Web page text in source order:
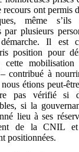
ont permis
même
par plusieurs
Il est
position pour
cette
contribué à
étions peut-
pas vérifié si
si la
lieu à ses
de la CNIL et
positionnées.